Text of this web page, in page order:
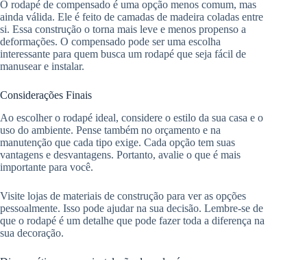
O rodapé de compensado é uma opção menos comum, mas
ainda válida. Ele é feito de camadas de madeira coladas entre
si. Essa construção o torna mais leve e menos propenso a
deformações. O compensado pode ser uma escolha
interessante para quem busca um rodapé que seja fácil de
manusear e instalar.
Considerações Finais
Ao escolher o rodapé ideal, considere o estilo da sua casa e o
uso do ambiente. Pense também no orçamento e na
manutenção que cada tipo exige. Cada opção tem suas
vantagens e desvantagens. Portanto, avalie o que é mais
importante para você.
Visite lojas de materiais de construção para ver as opções
pessoalmente. Isso pode ajudar na sua decisão. Lembre-se de
que o rodapé é um detalhe que pode fazer toda a diferença na
sua decoração.